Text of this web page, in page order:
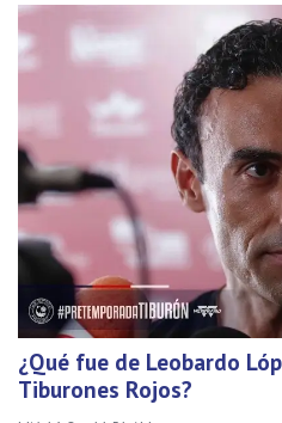
¿Qué fue de Leobardo
Tiburones Rojos?